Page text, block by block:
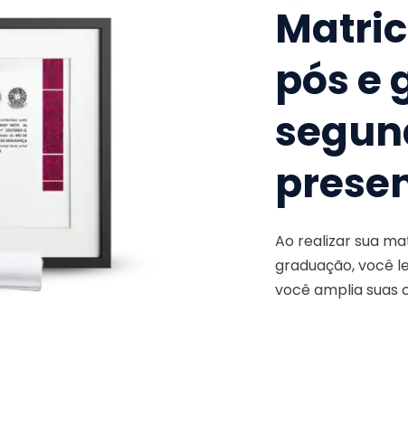
pós e
Ao realizar sua
graduação, você
você amplia suas